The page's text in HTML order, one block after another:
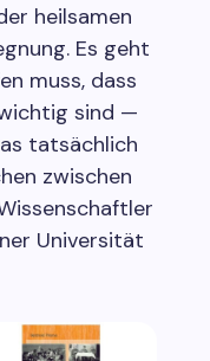
heilsamen
Es geht
muss, dass
sind —
tatsächlich
zwischen
Universität